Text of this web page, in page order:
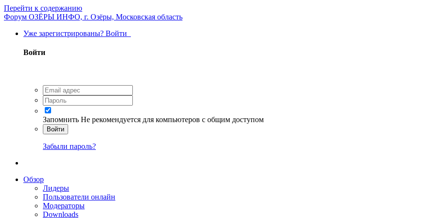
Перейти к содержанию
Форум ОЗЁРЫ ИНФО, г. Озёры, Московская область
Уже зарегистрированы? Войти
Войти
Запомнить Не рекомендуется для компьютеров с общим доступом
Войти
Забыли пароль?
Обзор
Лидеры
Пользователи онлайн
Модераторы
Downloads